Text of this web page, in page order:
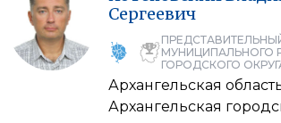
Сергеевич
МУНИЦИПАЛЬНОГО
ГОРОДСКОГО
Архангельская
Архангельская